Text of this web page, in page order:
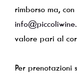
rimborso ma,
valore pari al
Per prenotazioni